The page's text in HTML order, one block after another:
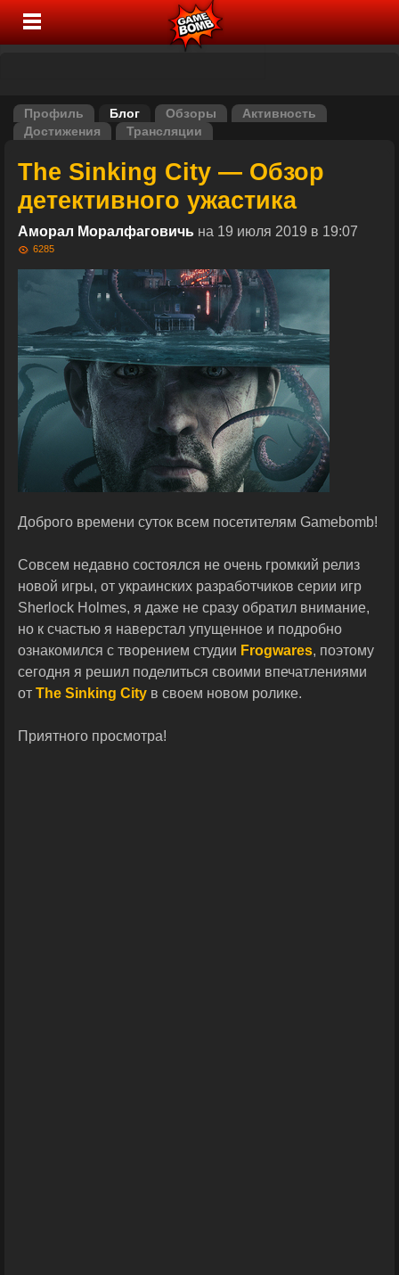
Профиль Блог Обзоры
Активность
Достижения
Трансляции
The Sinking City — Обзор
детективного ужастика
Аморал Моралфаговичь на 19 июля 2019 в 19:07
6285
Доброго времени суток всем посетителям Gamebomb!
Совсем недавно состоялся не очень громкий релиз
новой игры, от украинских разработчиков серии игр
Sherlock Holmes, я даже не сразу обратил внимание,
но к счастью я наверстал упущенное и подробно
ознакомился с творением студии Frogwares, поэтому
сегодня я решил поделиться своими впечатлениями
от The Sinking City в своем новом ролике.
Приятного просмотра!